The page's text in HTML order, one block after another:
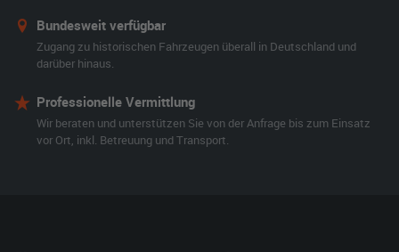
Bundesweit verfügbar
Zugang zu historischen Fahrzeugen überall in Deutschland und
darüber hinaus.
Professionelle Vermittlung
Wir beraten und unterstützen Sie von der Anfrage bis zum Einsatz
vor Ort, inkl. Betreuung und Transport.